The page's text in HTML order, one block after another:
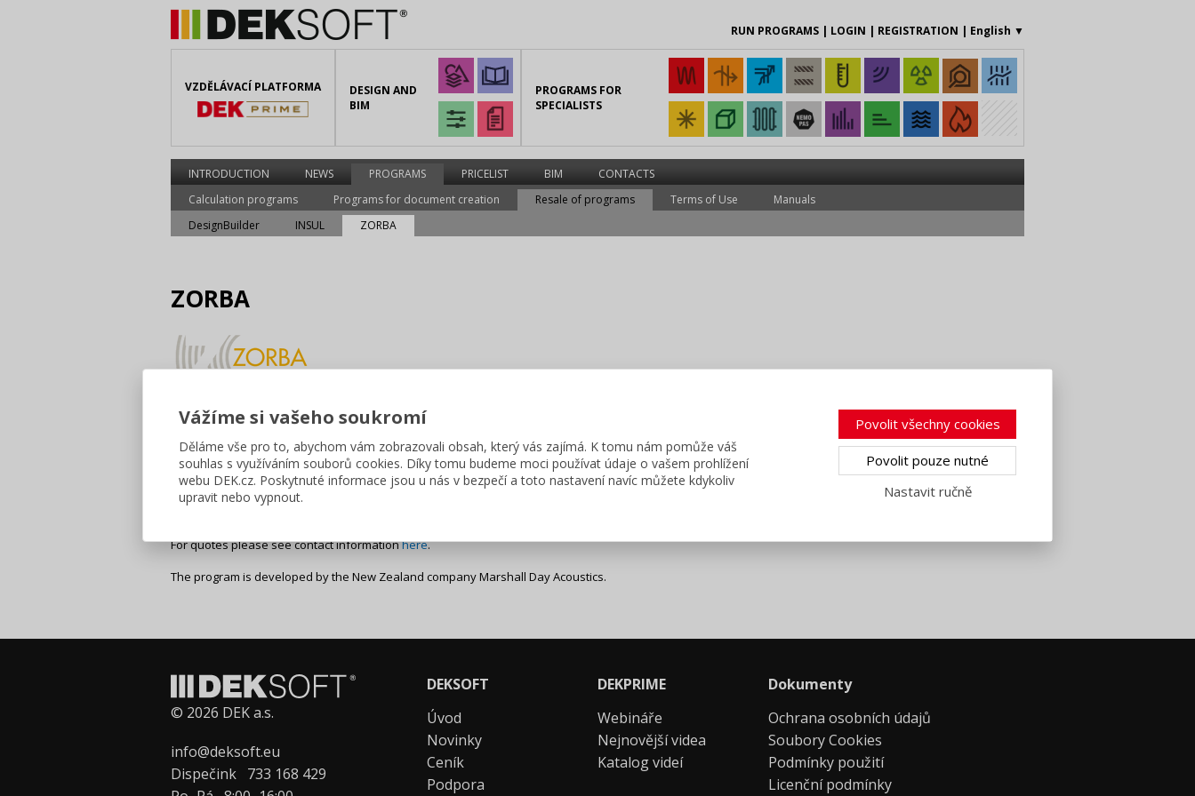
Vážíme si vašeho soukromí
Děláme vše pro to, abychom vám zobrazovali obsah, který vás zajímá. K tomu nám pomůže váš
souhlas s využíváním souborů cookies. Díky tomu budeme moci používat údaje o vašem prohlížení
webu DEK.cz. Poskytnuté informace jsou u nás v bezpečí a toto nastavení navíc můžete kdykoliv
upravit nebo vypnout.
Povolit všechny cookies
Povolit pouze nutné
Nastavit ručně
RUN PROGRAMS | LOGIN | REGISTRATION | English ▼
VZDĚLÁVACÍ PLATFORMA
DESIGN AND
BIM
PROGRAMS FOR
SPECIALISTS
INTRODUCTION NEWS PROGRAMS PRICELIST BIM
CONTACTS
Calculation programs
Programs for document creation Resale of programs Terms of Use
Manuals
DesignBuilder
INSUL ZORBA
ZORBA
The new software ZORBA is a quick tool for predicting the absorption performance of porous systems with perforated facings. This tool is ideal for the
investigation of acoustically critical rooms such as studios, concerts halls, class room, lecture theatres and others.
ZORBA has been developed in collaboration with acoustic consultants to ensure user friendly features (Report Generators, data export etc). This makes the
software convenient and practical.
For quotes please see contact informationhere.
The program is developed by the New Zealand company Marshall Day Acoustics.
© 2026 DEK a.s.
info@deksoft.eu
Dispečink 733 168 429
DEKSOFT
Úvod
Novinky
Ceník
Podpora
DEKPRIME
Webináře
Nejnovější videa
Katalog videí
Dokumenty
Ochrana osobních údajů
Soubory Cookies
Podmínky použití
Licenční podmínky